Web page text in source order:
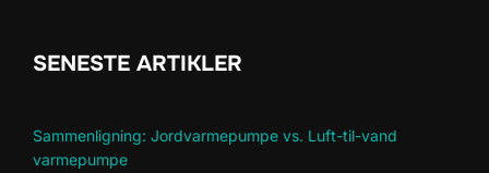
SENESTE ARTIKLER
Sammenligning: Jordvarmepumpe vs. Luft-til-vand
varmepumpe